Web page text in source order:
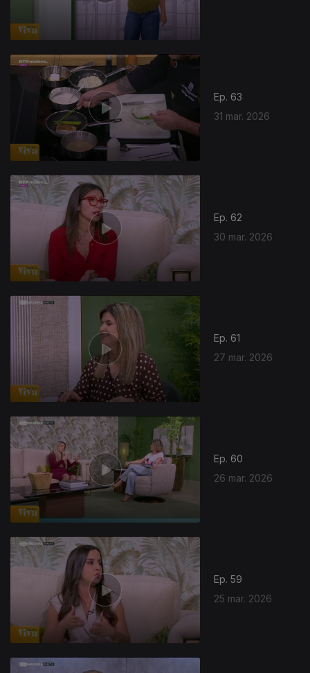
Ep. 63
31 mar. 2026
Ep. 62
30 mar. 2026
919014
Ep. 61
27 mar. 2026
Ep. 60
26 mar. 2026
Ep. 59
25 mar. 2026